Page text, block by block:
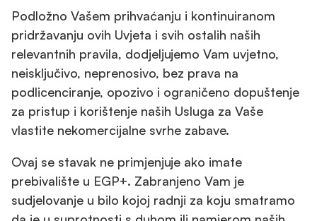
Podložno Vašem prihvaćanju i kontinuiranom
pridržavanju ovih Uvjeta i svih ostalih naših
relevantnih pravila, dodjeljujemo Vam uvjetno,
neisključivo, neprenosivo, bez prava na
podlicenciranje, opozivo i ograničeno dopuštenje
za pristup i korištenje naših Usluga za Vaše
vlastite nekomercijalne svrhe zabave.
Ovaj se stavak ne primjenjuje ako imate
prebivalište u EGP+. Zabranjeno Vam je
sudjelovanje u bilo kojoj radnji za koju smatramo